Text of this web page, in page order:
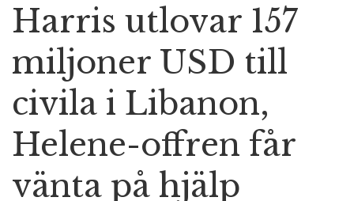
e
a
i
g
a
t
i
o
Harris utlovar 157
miljoner USD till
civila i Libanon,
Helene-offren får
vänta på hjälp